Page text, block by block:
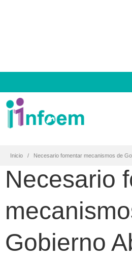
Inicio Necesario fomentar mecanismos de
Necesario
Gobierno